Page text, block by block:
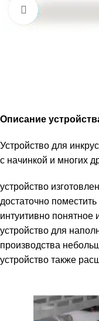
Увеличить
Описание
Устройство для
с начинкой и многих
устройство
достаточно
интуитивно понятное
устройство для
производства
устройство также